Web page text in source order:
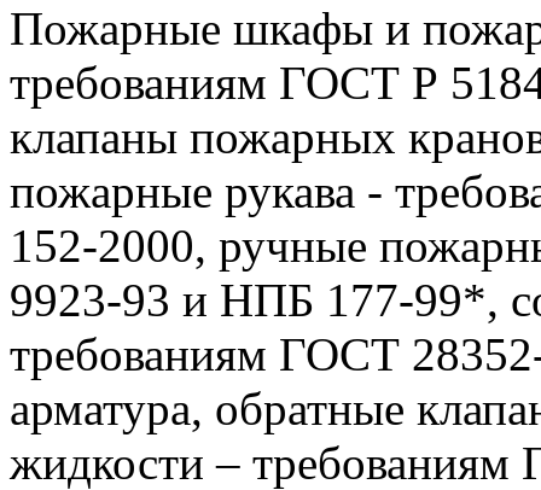
Пожарные шкафы и
требованиям ГОСТ Р
клапаны пожарных
пожарные рукава -
152-2000, ручные
9923-93 и НПБ 177-99*,
требованиям ГОСТ
арматура, обратные
жидкости –